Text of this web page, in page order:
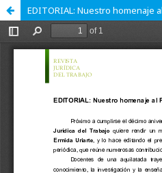
EDITORIAL: Nuestro homenaje